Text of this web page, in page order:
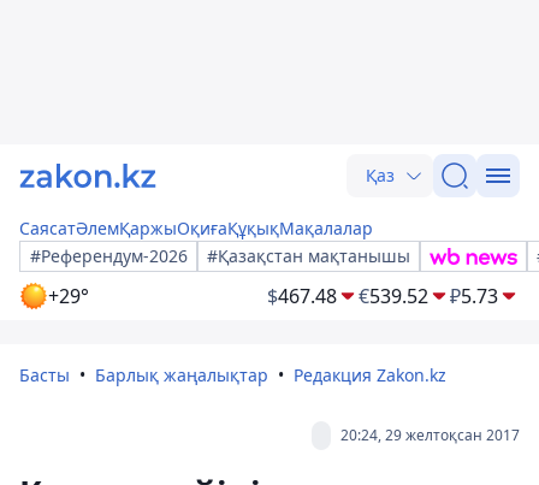
Қаз
СаясатӘлемҚаржыОқиғаҚұқықМақалалар
#Референдум-2026
#Қазақстан мақтанышы
+29° $467.48 €539.52 ₽5.73
Басты Барлық жаңалықтар Редакция Zakon.kz
20:24, 29 желтоқсан 2017